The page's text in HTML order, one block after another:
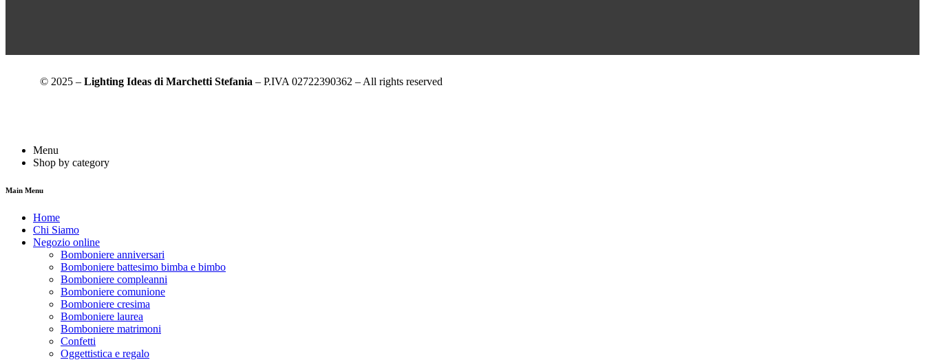
© 2025 – Lighting Ideas di Marchetti Stefania – P.IVA 02722390362 – All rights reserved
Menu
Shop by category
Main Menu
Home
Chi Siamo
Negozio online
Bomboniere anniversari
Bomboniere battesimo bimba e bimbo
Bomboniere compleanni
Bomboniere comunione
Bomboniere cresima
Bomboniere laurea
Bomboniere matrimoni
Confetti
Oggettistica e regalo